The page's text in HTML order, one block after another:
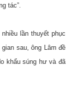
tác”.
lần thuyết phục
sau, ông Lâm đề
khẩu súng hư và đã